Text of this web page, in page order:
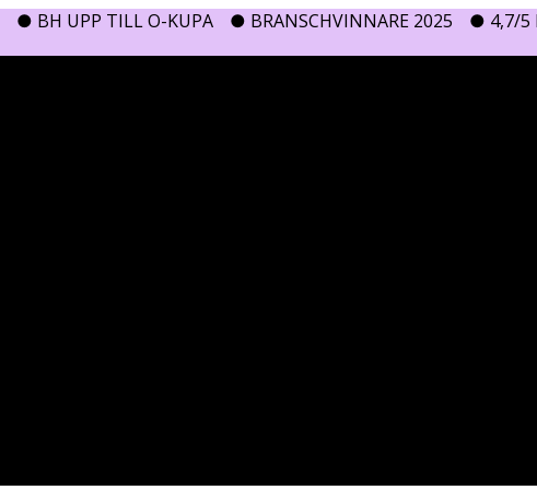
● BH UPP TILL O-KUPA ● BRANSCHVINNARE 2025 ● 4,7/5